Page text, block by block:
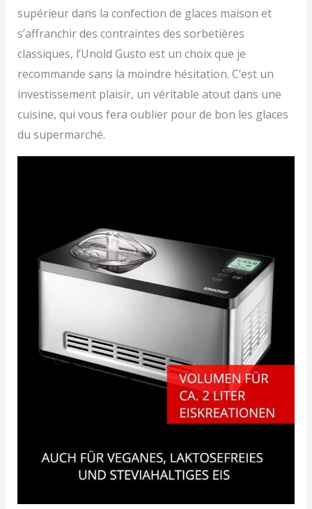
supérieur dans la confection de glaces maison et
s’affranchir des contraintes des sorbetières
classiques, l’Unold Gusto est un choix que je
recommande sans la moindre hésitation. C’est un
investissement plaisir, un véritable atout dans une
cuisine, qui vous fera oublier pour de bon les glaces
du supermarché.